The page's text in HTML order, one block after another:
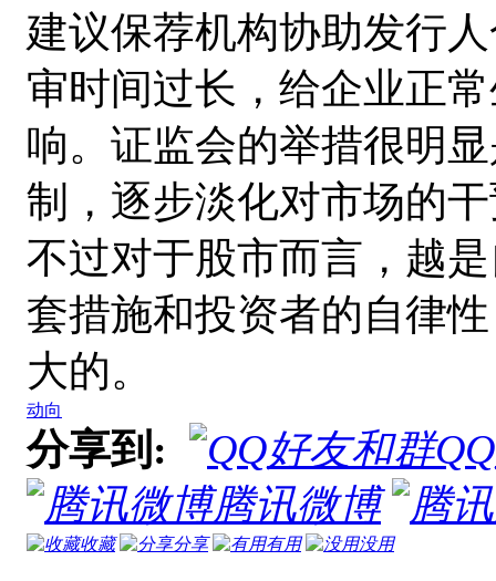
建议保荐机构协助发行
审时间过长，给企业正
响。证监会的举措很明
制，逐步淡化对市场的
不过对于股市而言，越
套措施和投资者的自律
大的。
动向
分享到:
腾讯微博
收藏 分享 有用 没用